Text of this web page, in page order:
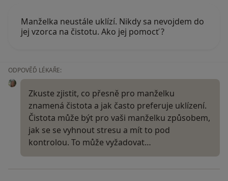
Manželka neustále uklízí. Nikdy sa nevojdem do
jej vzorca na čistotu. Ako jej pomocť ?
ODPOVĚĎ LÉKAŘE:
Zkuste zjistit, co přesně pro manželku
znamená čistota a jak často preferuje uklízení.
Čistota může být pro vaši manželku způsobem,
jak se se vyhnout stresu a mít to pod
kontrolou. To může vyžadovat…